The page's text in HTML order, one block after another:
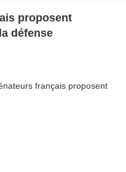
proposent
défense